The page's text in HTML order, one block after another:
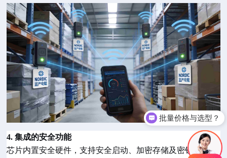
4. 集成的安全功能
芯片内置安全硬件，支持安全启动、加密存储及密钥管理，
批量价格与选型？